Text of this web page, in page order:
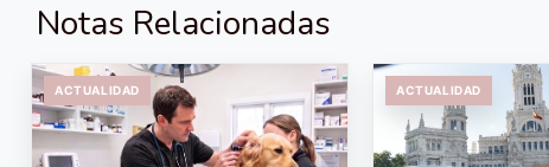
Notas Relacionadas
ACTUALIDAD ACTUALIDAD